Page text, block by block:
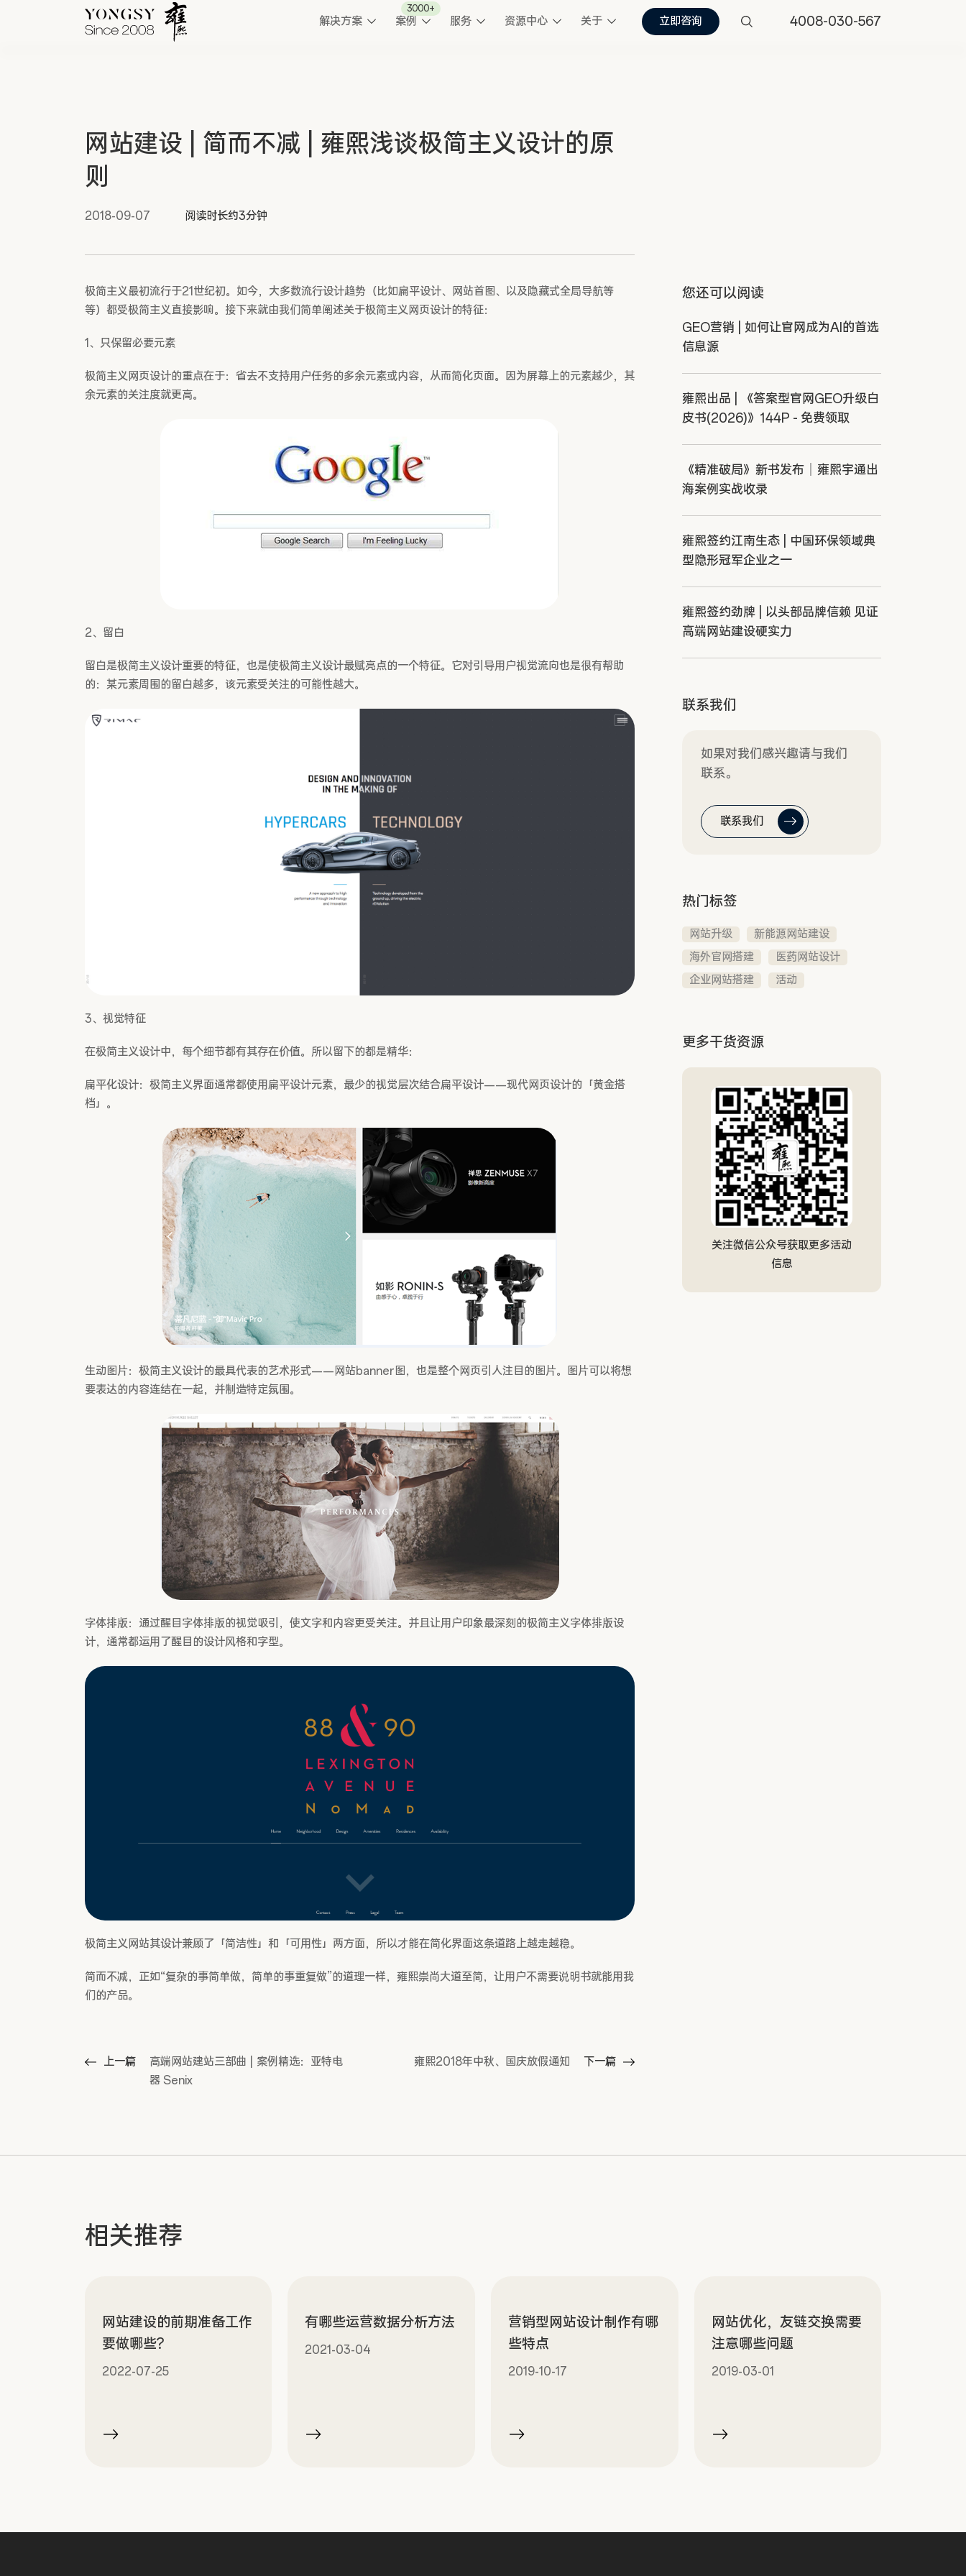
解决方案 案例
3000+
服务 资源中心 关于 立即咨询
新能源案例
4008-030-567
网站建设 | 简而不减 | 雍熙浅谈极简主义设计的原
则
2018-09-07 阅读时长约3分钟
极简主义最初流行于21世纪初。如今，大多数流行设计趋势（比如扁平设计、网站首图、以及隐藏式全局导航等
等）都受极简主义直接影响。接下来就由我们简单阐述关于极简主义网页设计的特征：
1、只保留必要元素
极简主义网页设计的重点在于：省去不支持用户任务的多余元素或内容，从而简化页面。因为屏幕上的元素越少，其
余元素的关注度就更高。
2、留白
留白是极简主义设计重要的特征，也是使极简主义设计最赋亮点的一个特征。它对引导用户视觉流向也是很有帮助
的：某元素周围的留白越多，该元素受关注的可能性越大。
3、视觉特征
在极简主义设计中，每个细节都有其存在价值。所以留下的都是精华：
扁平化设计：极简主义界面通常都使用扁平设计元素，最少的视觉层次结合扁平设计——现代网页设计的「黄金搭
档」。
生动图片：极简主义设计的最具代表的艺术形式——网站banner图，也是整个网页引人注目的图片。图片可以将想
要表达的内容连结在一起，并制造特定氛围。
字体排版：通过醒目字体排版的视觉吸引，使文字和内容更受关注。并且让用户印象最深刻的极简主义字体排版设
计，通常都运用了醒目的设计风格和字型。
极简主义网站其设计兼顾了「简洁性」和「可用性」两方面，所以才能在简化界面这条道路上越走越稳。
简而不减，正如“复杂的事简单做，简单的事重复做”的道理一样，雍熙崇尚大道至简，让用户不需要说明书就能用我
们的产品。
上一篇
高端网站建站三部曲 | 案例精选：亚特电
器 Senix
下一篇
雍熙2018年中秋、国庆放假通知
您还可以阅读
GEO营销 | 如何让官网成为AI的首选
信息源
雍熙出品 | 《答案型官网GEO升级白
皮书(2026)》144P - 免费领取
《精准破局》新书发布｜雍熙宇通出
海案例实战收录
雍熙签约江南生态 | 中国环保领域典
型隐形冠军企业之一
雍熙签约劲牌 | 以头部品牌信赖 见证
高端网站建设硬实力
联系我们
如果对我们感兴趣请与我们
联系。
联系我们
热门标签
网站升级
新能源网站建设
海外官网搭建
医药网站设计
企业网站搭建
活动
更多干货资源
关注微信公众号获取更多活动
信息
相关推荐
网站建设的前期准备工作
要做哪些?
2022-07-25
有哪些运营数据分析方法
2021-03-04
营销型网站设计制作有哪
些特点
2019-10-17
网站优化，友链交换需要
注意哪些问题
2019-03-01